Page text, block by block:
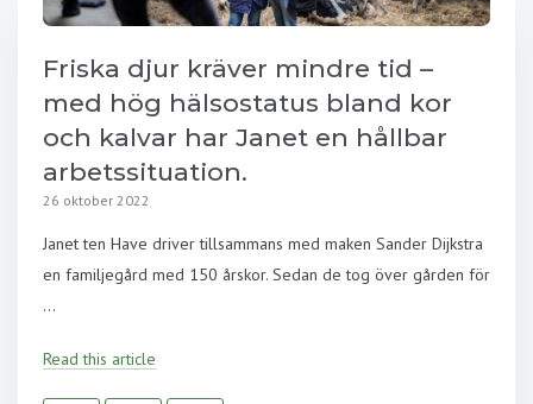
Friska djur kräver mindre tid –
med hög hälsostatus bland kor
och kalvar har Janet en hållbar
arbetssituation.
26 oktober 2022
Janet ten Have driver tillsammans med maken Sander Dijkstra
en familjegård med 150 årskor. Sedan de tog över gården för
...
Read this article